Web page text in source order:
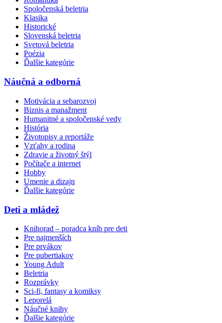
Spoločenská beletria
Klasika
Historické
Slovenská beletria
Svetová beletria
Poézia
Ďalšie kategórie
Náučná a odborná
Motivácia a sebarozvoj
Biznis a manažment
Humanitné a spoločenské vedy
História
Životopisy a reportáže
Vzťahy a rodina
Zdravie a životný štýl
Počítače a internet
Hobby
Umenie a dizajn
Ďalšie kategórie
Deti a mládež
Knihorad – poradca kníh pre deti
Pre najmenších
Pre prvákov
Pre pubertiakov
Young Adult
Beletria
Rozprávky
Sci-fi, fantasy a komiksy
Leporelá
Náučné knihy
Ďalšie kategórie